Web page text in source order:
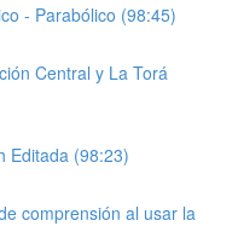
- Parabólico (98:45)
Central y La Torá
Editada (98:23)
comprensión al usar la